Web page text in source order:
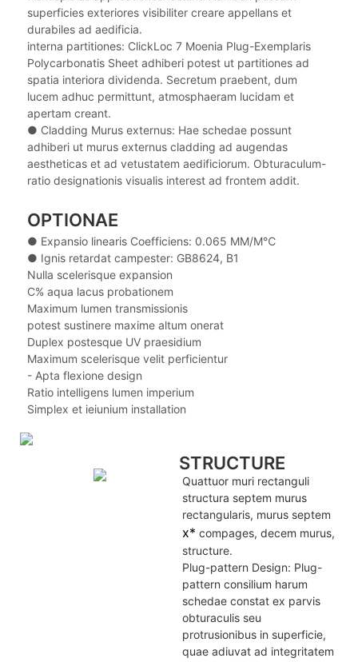
superficies exteriores visibiliter creare appellans et
durabiles ad aedificia.
interna partitiones: ClickLoc 7 Moenia Plug-Exemplaris
Polycarbonatis Sheet adhiberi potest ut partitiones ad
spatia interiora dividenda. Secretum praebent, dum
lucem adhuc permittunt, atmosphaeram lucidam et
apertam creant.
● Cladding Murus externus: Hae schedae possunt
adhiberi ut murus externus cladding ad augendas
aestheticas et ad vetustatem aedificiorum. Obturaculum-
ratio designationis visualis interest ad frontem addit.
OPTIONAE
● Expansio linearis Coefficiens: 0.065 MM/M℃
● Ignis retardat campester: GB8624, B1
Nulla scelerisque expansion
C% aqua lacus probationem
Maximum lumen transmissionis
potest sustinere maxime altum onerat
Duplex postesque UV praesidium
Maximum scelerisque velit perficientur
- Apta flexione design
Ratio intelligens lumen imperium
Simplex et ieiunium installation
STRUCTURE
Quattuor muri rectanguli
structura septem murus
rectangularis, murus septem
x* compages, decem murus,
structure.
Plug-pattern Design: Plug-
pattern consilium harum
schedae constat ex parvis
obturaculis seu
protrusionibus in superficie,
quae adiuvat ad integritatem